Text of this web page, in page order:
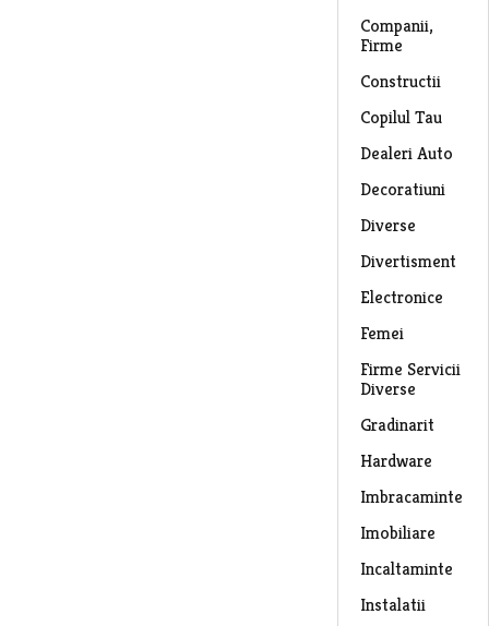
Companii,
Firme
Constructii
Copilul Tau
Dealeri Auto
Decoratiuni
Diverse
Divertisment
Electronice
Femei
Firme Servicii
Diverse
Gradinarit
Hardware
Imbracaminte
Imobiliare
Incaltaminte
Instalatii